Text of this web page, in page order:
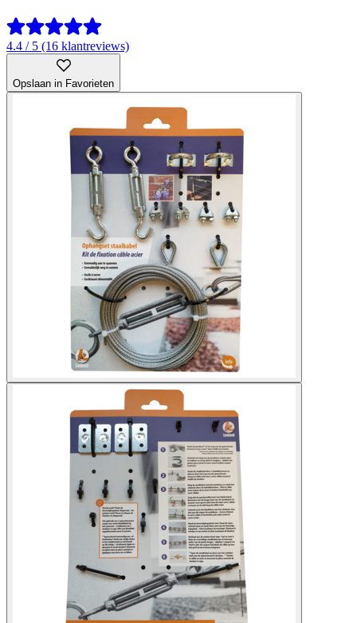
4.4 / 5 (16 klantreviews)
Opslaan in Favorieten